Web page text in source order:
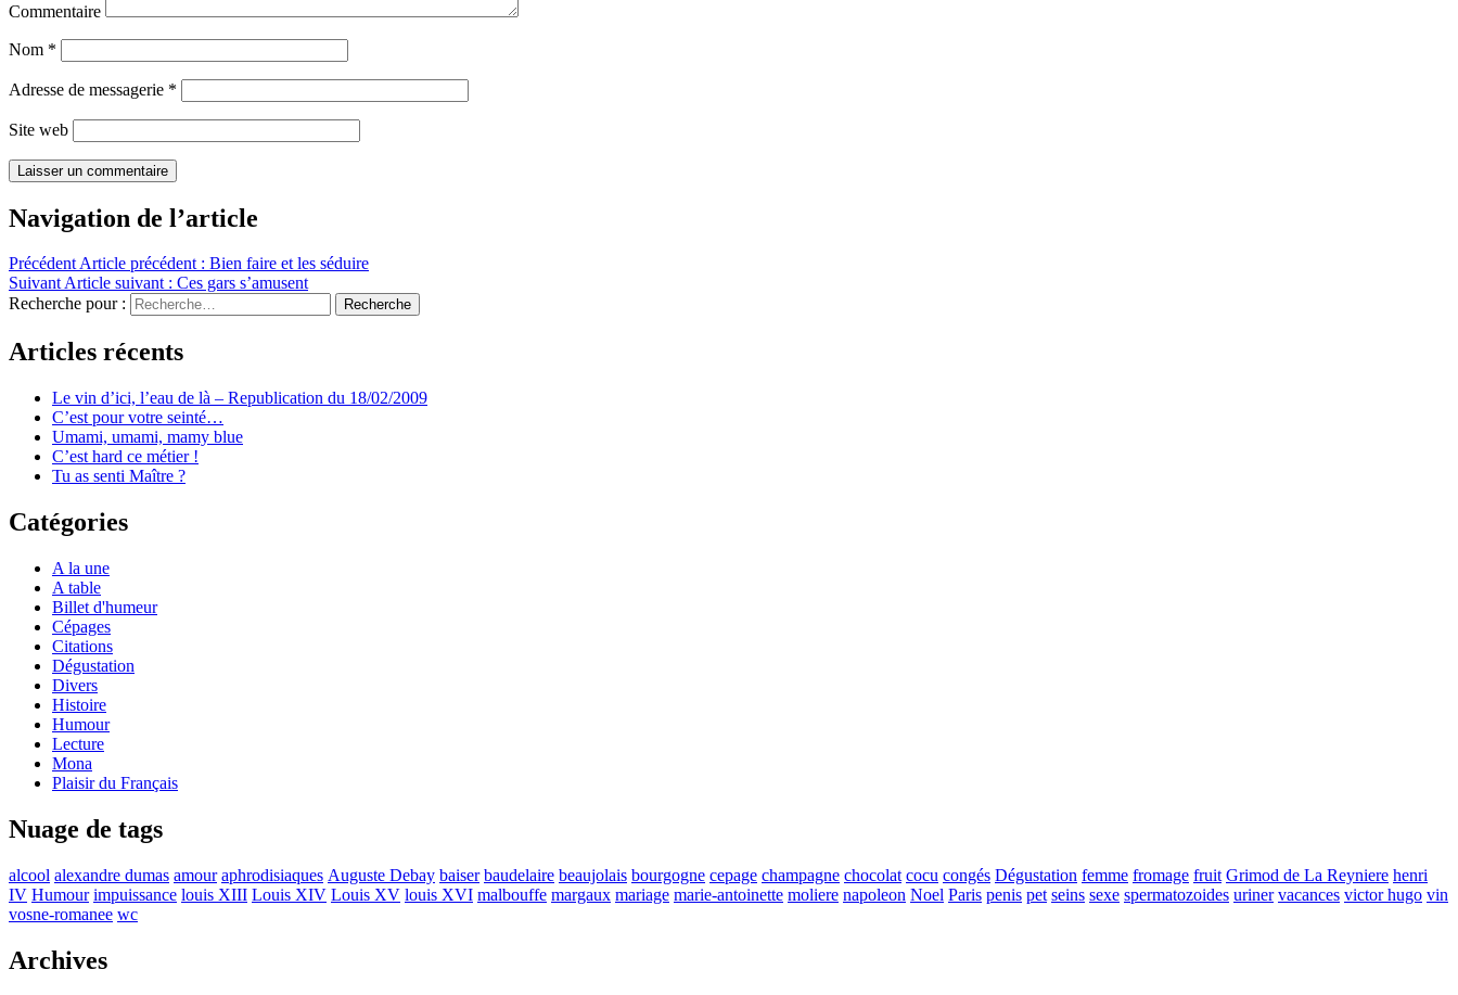
Commentaire
Nom *
Adresse de messagerie *
Site web
Navigation de l’article
PrécédentArticle précédent : Bien faire et les séduire
SuivantArticle suivant : Ces gars s’amusent
Recherche pour :
Recherche
Articles récents
Le vin d’ici, l’eau de là – Republication du 18/02/2009
C’est pour votre seinté…
Umami, umami, mamy blue
C’est hard ce métier !
Tu as senti Maître ?
Catégories
A la une
A table
Billet d'humeur
Cépages
Citations
Dégustation
Divers
Histoire
Humour
Lecture
Mona
Plaisir du Français
Nuage de tags
alcool alexandre dumas amour aphrodisiaques Auguste Debay baiser baudelaire beaujolais bourgogne cepage champagne chocolat cocu congés Dégustation femme fromage fruit Grimod de La Reyniere henri
IV Humour impuissance louis XIII Louis XIV Louis XV louis XVI malbouffe margaux mariage marie-antoinette moliere napoleon Noel Paris penis pet seins sexe spermatozoides uriner vacances victor hugo vin
vosne-romanee wc
Archives